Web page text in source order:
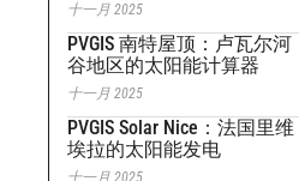
十一月 2025
PVGIS 南特屋顶：卢瓦尔河
谷地区的太阳能计算器
十一月 2025
PVGIS Solar Nice：法国里维
埃拉的太阳能发电
十一月 2025